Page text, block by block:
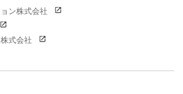
ン株式会社
式会社